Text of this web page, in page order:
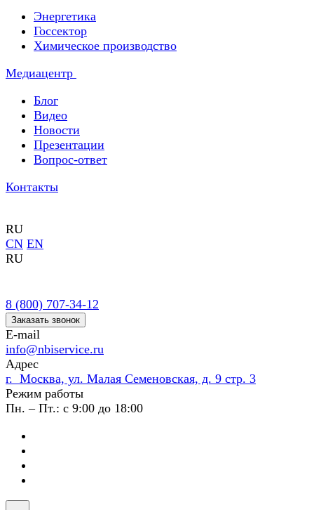
Энергетика
Госсектор
Химическое производство
Медиацентр
Блог
Видео
Новости
Презентации
Вопрос-ответ
Контакты
RU
CN EN
RU
8 (800) 707-34-12
Заказать звонок
E-mail
info@nbiservice.ru
Адрес
г. Москва, ул. Малая Семеновская, д. 9 стр. 3
Режим работы
Пн. – Пт.: с 9:00 до 18:00